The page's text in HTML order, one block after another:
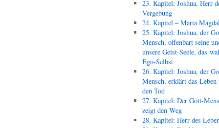
23. Kapitel: Joshua, Herr
Vergebung
24. Kapitel – Maria
25. Kapitel: Joshua, der
Mensch, offenbart seine
unsere Geist-Seele, das
Ego-Selbst
26. Kapitel: Joshua, der
Mensch, erklärt das Leben
den Tod
27. Kapitel: Der Gott-
zeigt den Weg
28. Kapitel: Herr des